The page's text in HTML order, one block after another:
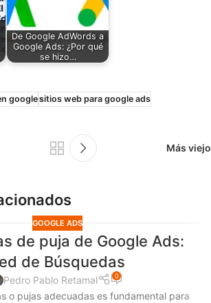
De Google AdWords a
Google Ads: ¿Por qué
se hizo…
googlesitios web para google ads
Más viejo
GOOGLE ADS
de puja de Google Ads:
de Búsquedas
Pedro Pablo Retamal 0
o pujas adecuadas es fundamental para